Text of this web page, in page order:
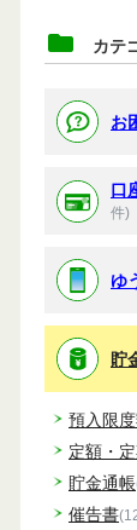
カテ
お
口
件)
ゆ
貯
預入限
定額・
貯金通帳
催告書